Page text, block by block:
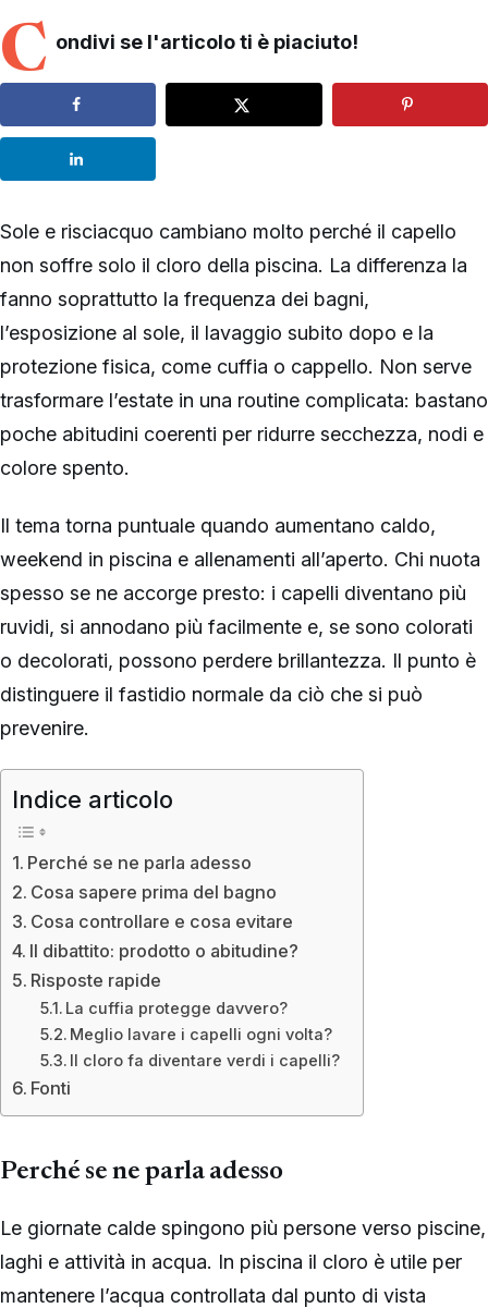
C ondivi se l'articolo ti è piaciuto!
Sole e risciacquo cambiano molto perché il capello
non soffre solo il cloro della piscina. La differenza la
fanno soprattutto la frequenza dei bagni,
l’esposizione al sole, il lavaggio subito dopo e la
protezione fisica, come cuffia o cappello. Non serve
trasformare l’estate in una routine complicata: bastano
poche abitudini coerenti per ridurre secchezza, nodi e
colore spento.
Il tema torna puntuale quando aumentano caldo,
weekend in piscina e allenamenti all’aperto. Chi nuota
spesso se ne accorge presto: i capelli diventano più
ruvidi, si annodano più facilmente e, se sono colorati
o decolorati, possono perdere brillantezza. Il punto è
distinguere il fastidio normale da ciò che si può
prevenire.
Indice articolo
Perché se ne parla adesso
Cosa sapere prima del bagno
Cosa controllare e cosa evitare
Il dibattito: prodotto o abitudine?
Risposte rapide
La cuffia protegge davvero?
Meglio lavare i capelli ogni volta?
Il cloro fa diventare verdi i capelli?
Fonti
Perché se ne parla adesso
Le giornate calde spingono più persone verso piscine,
laghi e attività in acqua. In piscina il cloro è utile per
mantenere l’acqua controllata dal punto di vista